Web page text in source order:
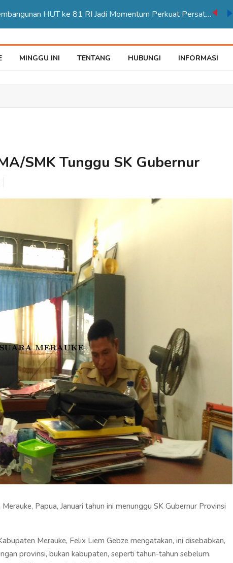
Karnaval Pembangunan HUT ke 81 RI Jadi Momentum Perkuat Persatuan di Merauke
MINGGU INI TENTANG HUBUNGI INFORMASI
SMK Tunggu SK Gubernur
Papua, Januari tahun ini menunggu SK Gubernur Provinsi
Merauke, Felix Liem Gebze mengatakan, ini disebabkan,
provinsi, bukan kabupaten, seperti tahun-tahun sebelum.